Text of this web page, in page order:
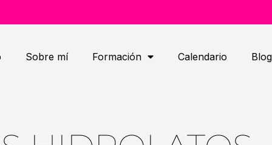
Sobre mí Formación Calendario Blog